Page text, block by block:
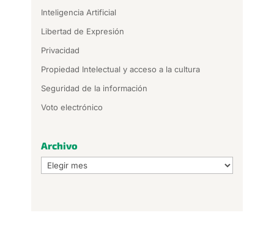
Inteligencia Artificial
Libertad de Expresión
Privacidad
Propiedad Intelectual y acceso a la cultura
Seguridad de la información
Voto electrónico
Archivo
Archivo